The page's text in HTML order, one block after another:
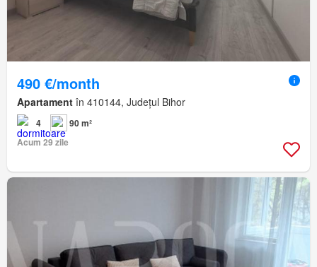
490 €/month
Apartament în 410144, Județul Bihor
4
90 m²
Acum 29 zile